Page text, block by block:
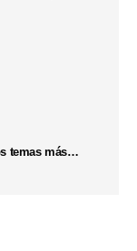
temas más…